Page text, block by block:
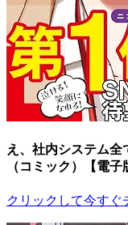
え、社内システム全
（コミック）【電子
クリックして今すぐ